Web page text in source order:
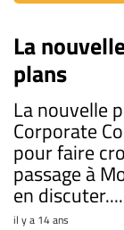
La
plans
La nouvelle
Corporate
pour faire
passage à
en discuter....
il y a 14 ans